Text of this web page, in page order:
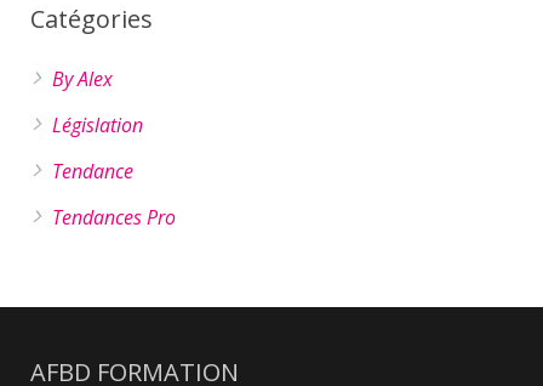
Catégories
By Alex
Législation
Tendance
Tendances Pro
AFBD FORMATION